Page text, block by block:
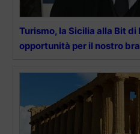
Turismo, la Sicilia alla Bit di
opportunità per il nostro